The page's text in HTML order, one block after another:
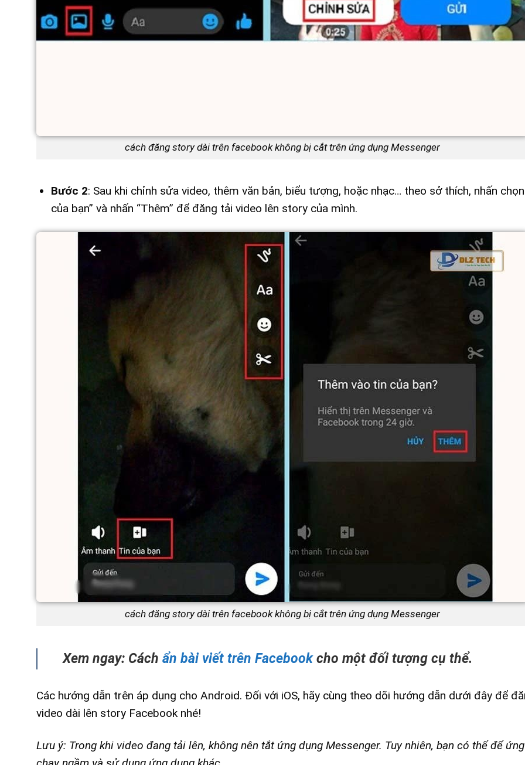
cách đăng story dài trên facebook không bị cắt trên ứng dụng Messenger
Bước 2: Sau khi chỉnh sửa video, thêm văn bản, biểu tượng, hoặc nhạc… theo sở thích, nhấn
của bạn” và nhấn “Thêm” để đăng tải video lên story của mình.
cách đăng story dài trên facebook không bị cắt trên ứng dụng Messenger
Xem ngay: Cáchẩn bài viết trên Facebookcho một đối tượng cụ thể.
Các hướng dẫn trên áp dụng cho Android. Đối với iOS, hãy cùng theo dõi hướng dẫn dưới đây để
video dài lên story Facebook nhé!
Lưu ý: Trong khi video đang tải lên, không nên tắt ứng dụng Messenger. Tuy nhiên, bạn có thể để